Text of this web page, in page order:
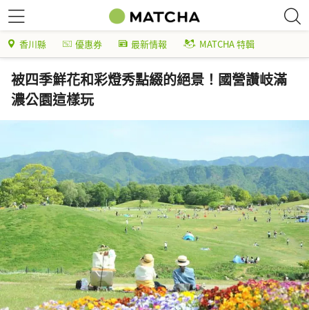
香川縣 優惠券 最新情報 MATCHA 特輯
被四季鮮花和彩燈秀點綴的絕景！國營讚岐滿
濃公園這樣玩